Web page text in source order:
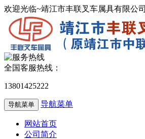
欢迎光临~靖江市丰联叉车属具有限公司
全国客服热线：
13801425222
导航菜单 导航菜单
网站首页
公司简介